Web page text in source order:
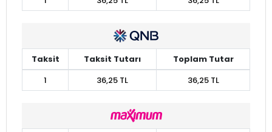
Taksit Taksit Tutarı
Toplam Tutar
1
36,25 TL 36,25 TL